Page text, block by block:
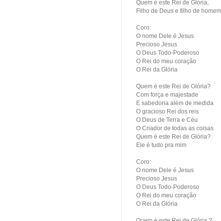
Quem é este Rei de Glória,
Filho de Deus e filho de homem
Coro:
O nome Dele é Jesus
Precioso Jesus
O Deus Todo-Poderoso
O Rei do meu coração
O Rei da Glória
Quem é este Rei de Glória?
Com força e majestade
E sabedoria além de medida
O gracioso Rei dos reis
O Deus de Terra e Céu
O Criador de todas as coisas
Quem é este Rei de Glória?
Ele é tudo pra mim
Coro:
O nome Dele é Jesus
Precioso Jesus
O Deus Todo-Poderoso
O Rei do meu coração
O Rei da Glória